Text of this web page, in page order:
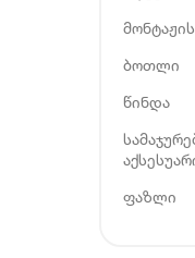
ბოთლი
წინდა
ფაზლი